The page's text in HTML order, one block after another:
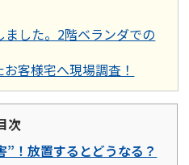
した。2階ベランダでの
客様宅へ現場調査！
次
！放置するとどうなる？